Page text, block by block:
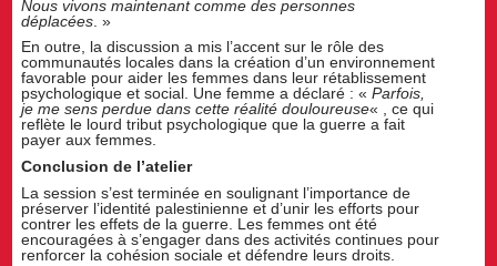
Nous vivons maintenant comme des personnes
déplacées . »
En outre, la discussion a mis l’accent sur le rôle des
communautés locales dans la création d’un environnement
favorable pour aider les femmes dans leur rétablissement
psychologique et social. Une femme a déclaré : «Parfois,
je me sens perdue dans cette réalité douloureuse« , ce qui
reflète le lourd tribut psychologique que la guerre a fait
payer aux femmes.
Conclusion de l’atelier
La session s’est terminée en soulignant l’importance de
préserver l’identité palestinienne et d’unir les efforts pour
contrer les effets de la guerre. Les femmes ont été
encouragées à s’engager dans des activités continues pour
renforcer la cohésion sociale et défendre leurs droits.